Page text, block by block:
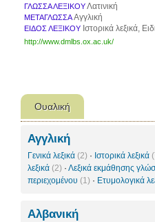
ΓΛΩΣΣΑ ΛΕΞΙΚΟΥΛατινική
ΜΕΤΑΓΛΩΣΣΑΑγγλική
ΕΙΔΟΣ ΛΕΞΙΚΟΥ Ιστορικά λεξικά,
http://www.dmlbs.ox.ac.uk/
Ουαλική
Αγγλική
Γενικά λεξικά (2) · Ιστορικά λεξικά
λεξικά (2) · Λεξικά εκμάθησης
περιεχομένου (1) · Ετυμολογικά
Αλβανική